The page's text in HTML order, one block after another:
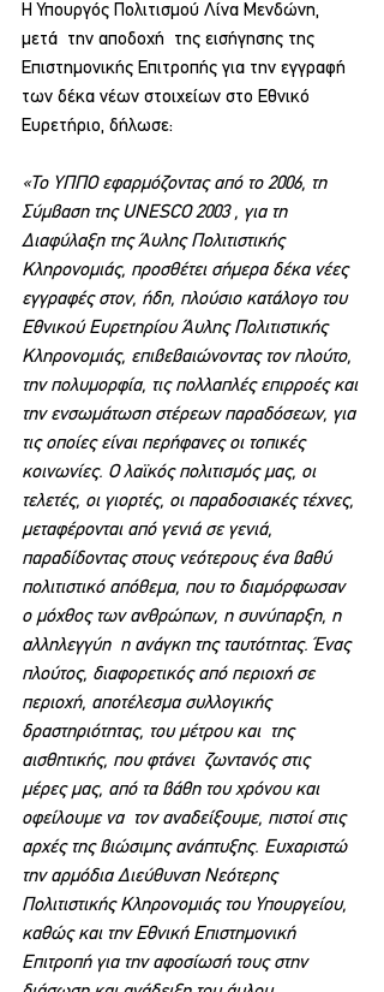
Η Υπουργός Πολιτισμού Λίνα Μενδώνη,
μετά  την αποδοχή  της εισήγησης της
Επιστημονικής Επιτροπής για την εγγραφή
των δέκα νέων στοιχείων στο Εθνικό
Ευρετήριο, δήλωσε:
«Το ΥΠΠΟ εφαρμόζοντας από το 2006, τη
Σύμβαση της UNESCO 2003 , για τη
Διαφύλαξη της Άυλης Πολιτιστικής
Κληρονομιάς, προσθέτει σήμερα δέκα νέες
εγγραφές στον, ήδη, πλούσιο κατάλογο του
Εθνικού Ευρετηρίου Άυλης Πολιτιστικής
Κληρονομιάς, επιβεβαιώνοντας τον πλούτο,
την πολυμορφία, τις πολλαπλές επιρροές και
την ενσωμάτωση στέρεων παραδόσεων, για
τις οποίες είναι περήφανες οι τοπικές
κοινωνίες. Ο λαϊκός πολιτισμός μας, οι
τελετές, οι γιορτές, οι παραδοσιακές τέχνες,
μεταφέρονται από γενιά σε γενιά,
παραδίδοντας στους νεότερους ένα βαθύ
πολιτιστικό απόθεμα, που το διαμόρφωσαν
ο μόχθος των ανθρώπων, η συνύπαρξη, η
αλληλεγγύη  η ανάγκη της ταυτότητας. Ένας
πλούτος, διαφορετικός από περιοχή σε
περιοχή, αποτέλεσμα συλλογικής
δραστηριότητας, του μέτρου και  της
αισθητικής, που φτάνει  ζωντανός στις
μέρες μας, από τα βάθη του χρόνου και
οφείλουμε να  τον αναδείξουμε, πιστοί στις
αρχές της βιώσιμης ανάπτυξης. Ευχαριστώ
την αρμόδια Διεύθυνση Νεότερης
Πολιτιστικής Κληρονομιάς του Υπουργείου,
καθώς και την Εθνική Επιστημονική
Επιτροπή για την αφοσίωσή τους στην